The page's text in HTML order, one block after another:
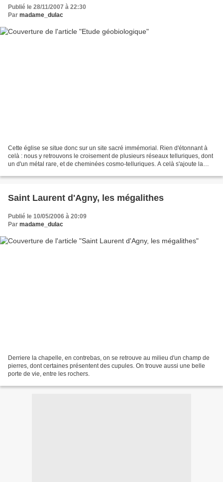
Publié le 28/11/2007 à 22:30
Par madame_dulac
Cette église se situe donc sur un site sacré immémorial. Rien d'étonnant à
celà : nous y retrouvons le croisement de plusieurs réseaux telluriques, dont
un d'un métal rare, et de cheminées cosmo-telluriques. A celà s'ajoute la
Saint Laurent d'Agny, les mégalithes
Publié le 10/05/2006 à 20:09
Par madame_dulac
Derriere la chapelle, en contrebas, on se retrouve au milieu d'un champ de
pierres, dont certaines présentent des cupules. On trouve aussi une belle
porte de vie, entre les rochers.